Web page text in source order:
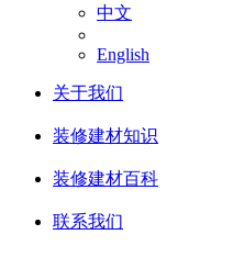
中文
English
关于我们
装修建材知识
装修建材百科
联系我们